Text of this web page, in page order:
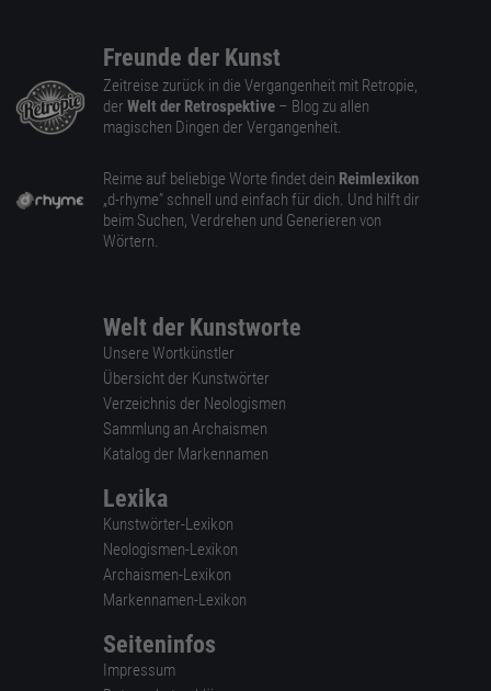
Freunde der Kunst
Zeitreise zurück in die Vergangenheit mit Retropie,
der Welt der Retrospektive – Blog zu allen
magischen Dingen der Vergangenheit.
Reime auf beliebige Worte findet dein Reimlexikon
„d-rhyme” schnell und einfach für dich. Und hilft dir
beim Suchen, Verdrehen und Generieren von
Wörtern.
Welt der Kunstworte
Unsere Wortkünstler
Übersicht der Kunstwörter
Verzeichnis der Neologismen
Sammlung an Archaismen
Katalog der Markennamen
Lexika
Kunstwörter-Lexikon
Neologismen-Lexikon
Archaismen-Lexikon
Markennamen-Lexikon
Seiteninfos
Impressum